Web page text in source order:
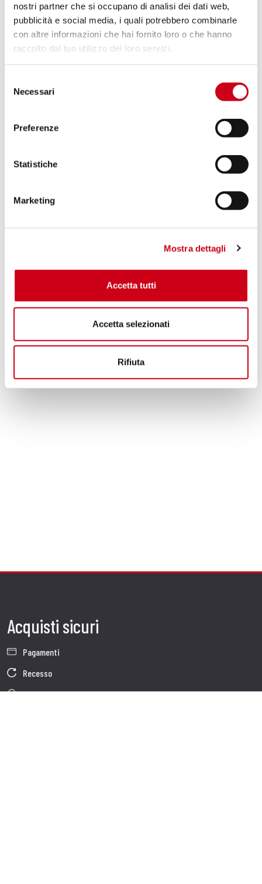
nostri partner che si occupano di analisi dei dati web,
pubblicità e social media, i quali potrebbero combinarle
con altre informazioni che hai fornito loro o che hanno
raccolto dal tuo utilizzo dei loro servizi.
delNecessari
Preferenze
Statistiche
Marketing
Mostra dettagli
Accetta tutti
Accetta selezionati
Rifiuta
Codice:
Silenziatore Oval carbonio
610,00 CHF
PRODOTTO
Acquisti sicuri
Pagamenti
Recesso
Garanzia